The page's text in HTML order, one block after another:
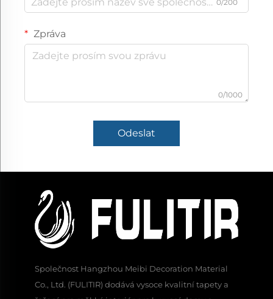
0/200
Zpráva
0/1000
Odeslat
Společnost Hangzhou Meibi Decoration Material
Co., Ltd. (FULITIR) dodává vysoce kvalitní tapety a